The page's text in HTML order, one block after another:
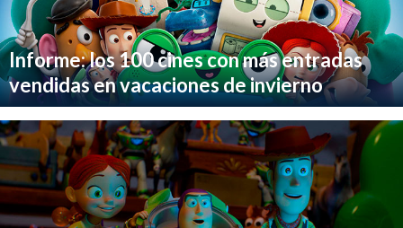
Informe: los 100 cines con más entradas
vendidas en vacaciones de invierno